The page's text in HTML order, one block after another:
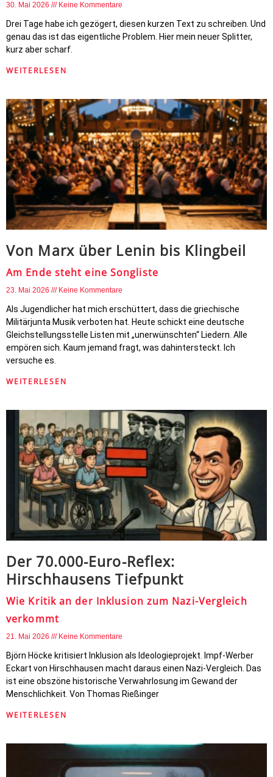
30. Mai 2026 Keine Kommentare
Drei Tage habe ich gezögert, diesen kurzen Text zu schreiben. Und
genau das ist das eigentliche Problem. Hier mein neuer Splitter,
kurz aber scharf.
WEITERLESEN
Von Marx über Lenin bis Klingbeil
Am Ende steht eine Songliste
23. Mai 2026 Keine Kommentare
Als Jugendlicher hat mich erschüttert, dass die griechische
Militärjunta Musik verboten hat. Heute schickt eine deutsche
Gleichstellungsstelle Listen mit „unerwünschten“ Liedern. Alle
empören sich. Kaum jemand fragt, was dahintersteckt. Ich
versuche es.
WEITERLESEN
Der 70.000-Euro-Reflex:
Hirschhausens Tiefpunkt
Wie Kritik an der Inklusion zum Nazi-Vergleich
verkommt
21. Mai 2026 Keine Kommentare
Björn Höcke kritisiert Inklusion als Ideologieprojekt. Impf-Werber
Eckart von Hirschhausen macht daraus einen Nazi-Vergleich. Das
ist eine obszöne historische Verwahrlosung im Gewand der
Menschlichkeit. Von Thomas Rießinger
WEITERLESEN